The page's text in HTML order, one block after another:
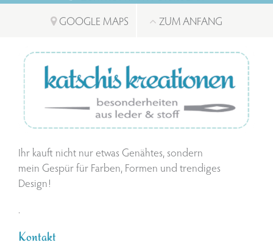
GOOGLE MAPS
ZUM ANFANG
Ihr kauft nicht nur etwas Genähtes, sondern
mein Gespür für Farben, Formen und trendiges
Design!
.
Kontakt